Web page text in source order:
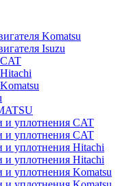
Komatsu
Isuzu
и уплотнения CAT
и уплотнения CAT
и уплотнения Hitachi
и уплотнения Hitachi
уплотнения Komatsu